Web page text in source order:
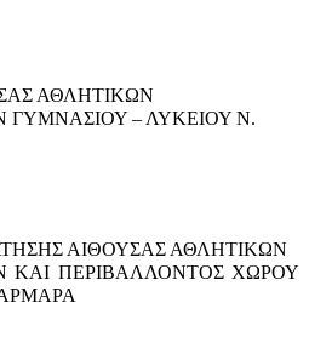
ΑΘΛΗΤΙΚΩΝ
ΓΥΜΝΑΣΙΟΥ – ΛΥΚΕΙΟΥ Ν.
ΑΙΘΟΥΣΑΣ ΑΘΛΗΤΙΚΩΝ
ΚΑΙ ΠΕΡΙΒΑΛΛΟΝΤΟΣ ΧΩΡΟΥ